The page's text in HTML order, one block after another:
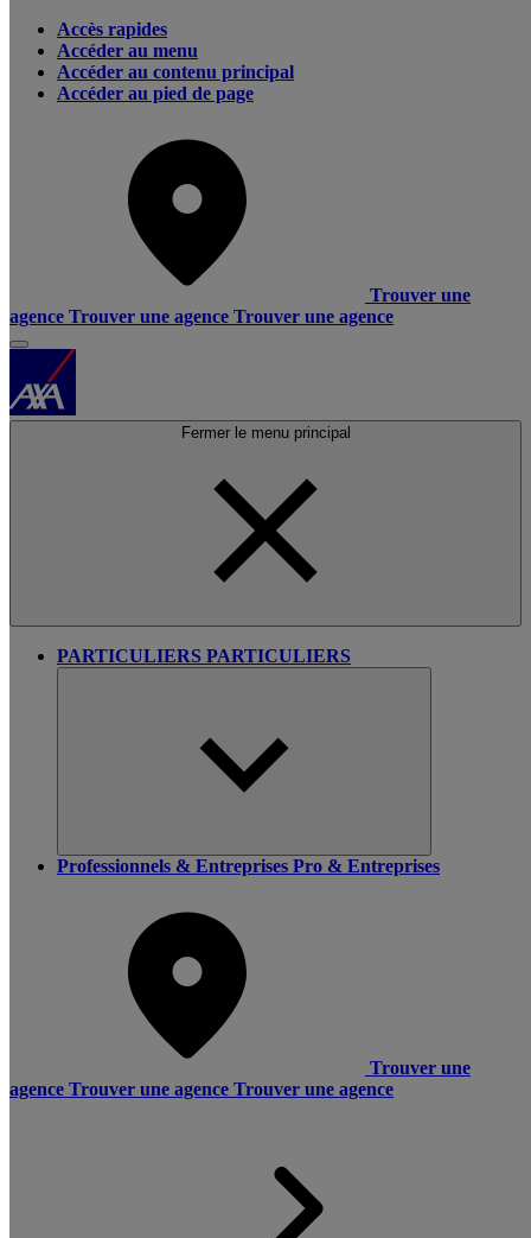
Accès rapides
Accéder au menu
Accéder au contenu principal
Accéder au pied de page
Trouver une
agence Trouver une agence Trouver une agence
Fermer le menu principal
PARTICULIERS PARTICULIERS
Professionnels & Entreprises Pro & Entreprises
Trouver une
agence Trouver une agence Trouver une agence